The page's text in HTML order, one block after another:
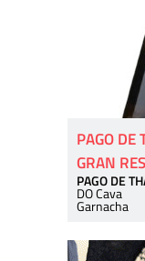
PAGO DE
GRAN
PAGO DE
DO Cava
Garnacha